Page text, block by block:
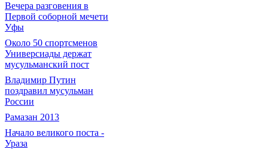
Вечера разговения в
Первой соборной мечети
Уфы
Около 50 спортсменов
Универсиады держат
мусульманский пост
Владимир Путин
поздравил мусульман
России
Рамазан 2013
Начало великого поста -
Ураза